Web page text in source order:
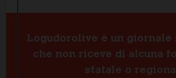
Logudorolive è un giornale
che non riceve di alcuna
statale o